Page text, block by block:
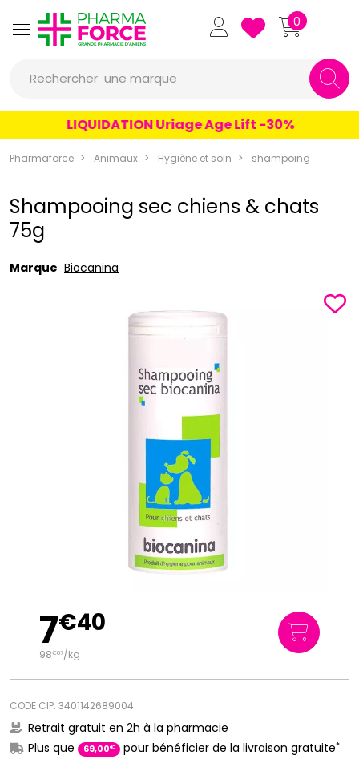
Pharmaforce Grande Pharmacie
0
Rechercher une marque
un conseil
un produit
LIQUIDATION Uriage Age Lift -30%
Pharmaforce Animaux Hygiène et soin shampoing
Shampooing sec chiens & chats
75g
Marque Biocanina
7€40
98€67/kg
CODE CIP: 3401142689004
Retrait gratuit en 2h à la pharmacie
Plus que
69,00€ pour bénéficier de la livraison gratuite*